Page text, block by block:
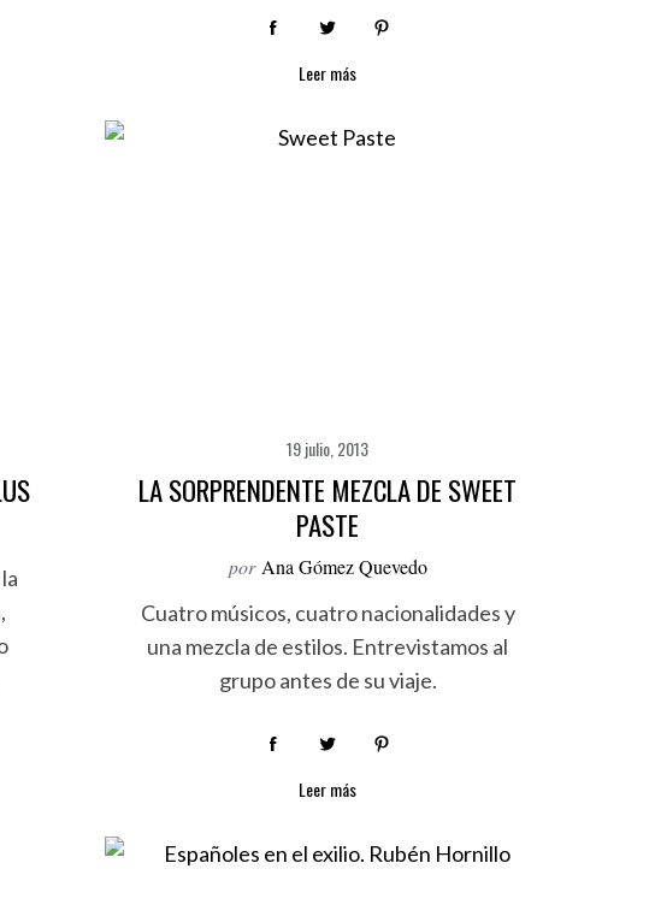
Leer más
19 julio, 2013
LA SORPRENDENTE MEZCLA DE SWEET
PASTE
por Ana Gómez Quevedo
Cuatro músicos, cuatro nacionalidades y
una mezcla de estilos. Entrevistamos al
grupo antes de su viaje.
Leer más